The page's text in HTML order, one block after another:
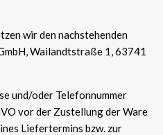
wir den nachstehenden
Wailandtstraße 1, 63741
und/oder Telefonnummer
vor der Zustellung der Ware
Liefertermins bzw. zur